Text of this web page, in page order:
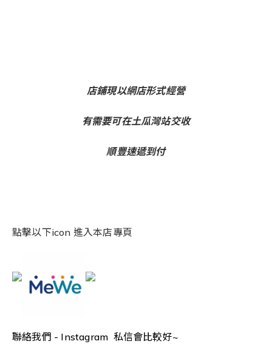
店鋪現以網店形式經營
有需要可在土瓜灣站交收
順豐速遞到付
點擊以下icon 進入本店專頁
聯絡我們 - Instagram 私信會比較好~